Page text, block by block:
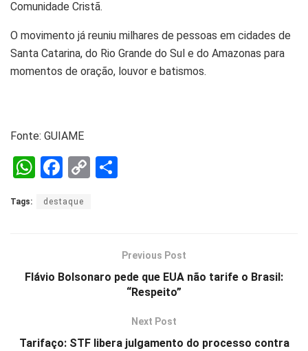
Comunidade Cristã.
O movimento já reuniu milhares de pessoas em cidades de
Santa Catarina, do Rio Grande do Sul e do Amazonas para
momentos de oração, louvor e batismos.
Fonte: GUIAME
W
at
p
F
ce
o
C
k
Tags: destaque
Previous Post
Flávio Bolsonaro pede que EUA não tarife o Brasil:
“Respeito”
Next Post
Tarifaço: STF libera julgamento do processo contra